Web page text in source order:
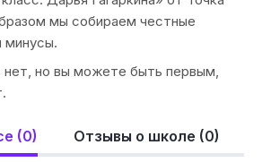
мы собираем честные
минусы.
нет, но вы можете быть первым,
(0) Отзывы о школе (0)